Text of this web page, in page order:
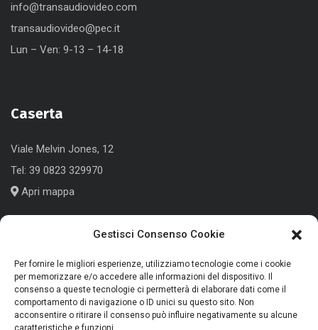
Gestisci Consenso Cookie
Per fornire le migliori esperienze, utilizziamo tecnologie come i cookie
per memorizzare e/o accedere alle informazioni del dispositivo. Il
consenso a queste tecnologie ci permetterà di elaborare dati come il
comportamento di navigazione o ID unici su questo sito. Non
acconsentire o ritirare il consenso può influire negativamente su alcune
caratteristiche e funzioni.
info@transaudiovideo.com
transaudiovideo@pec.it
Lun – Ven: 9-13 – 14-18
Caserta
Viale Melvin Jones, 12
Tel: 39 0823 329970
Apri mappa
Cologno Monzese (MI)
Corso Roma, 186
Tel:+39 039 791339